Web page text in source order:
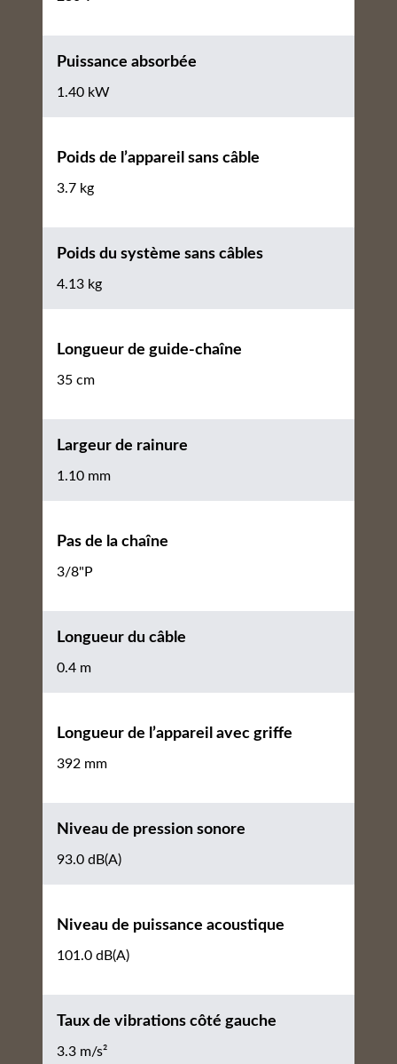
Puissance absorbée
1.40 kW
Poids de l’appareil sans câble
3.7 kg
Poids du système sans câbles
4.13 kg
Longueur de guide-chaîne
35 cm
Largeur de rainure
1.10 mm
Pas de la chaîne
3/8"P
Longueur du câble
0.4 m
Longueur de l’appareil avec griffe
392 mm
Niveau de pression sonore
93.0 dB(A)
Niveau de puissance acoustique
101.0 dB(A)
Taux de vibrations côté gauche
3.3 m/s²